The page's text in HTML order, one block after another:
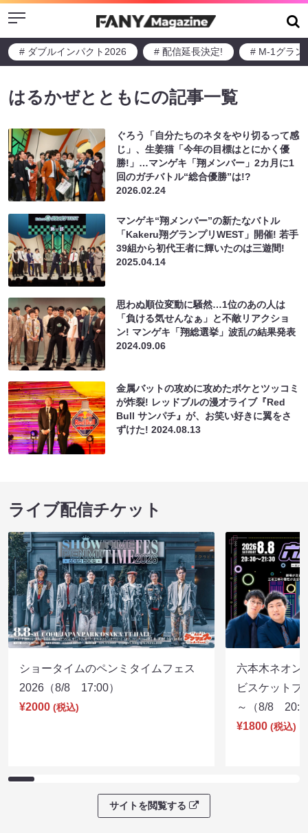
Menu
# ダブルインパクト2026 # 配信延長決定! # M-1グラン
はるかぜとともにの記事一覧
ぐろう「自分たちのネタをやり切るって感
じ」、生姜猫「今年の目標はとにかく優
勝!」…マンゲキ「翔メンバー」2カ月に1
回のガチバトル“総合優勝”は!?
2026.02.24
マンゲキ“翔メンバー”の新たなバトル
「Kakeru翔グランプリWEST」開催! 若手
39組から初代王者に輝いたのは三遊間!
2025.04.14
思わぬ順位変動に騒然…1位のあの人は
「負ける気せんなぁ」と不敵リアクショ
ン! マンゲキ「翔総選挙」波乱の結果発表
2024.09.06
金属バットの攻めに攻めたボケとツッコミ
が炸裂! レッドブルの漫才ライブ『Red
Bull サンパチ』が、お笑い好きに翼をさ
ずけた!2024.08.13
ライブ配信チケット
ショータイムのペンミタイムフェス
2026（8/8 17:00）
¥2000 (税込)
六本木ネオン
ビスケットブ
～（8/8
¥1800 (税込)
サイトを閲覧する